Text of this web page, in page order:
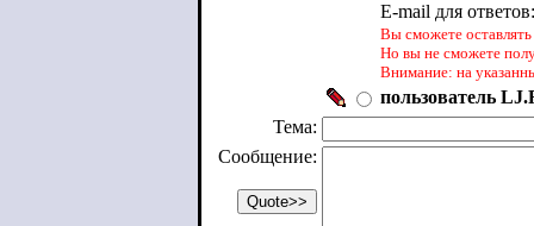
E-mail для
Вы сможете
Но вы не сможете
Внимание: на
пользователь
Тема:
Сообщение: